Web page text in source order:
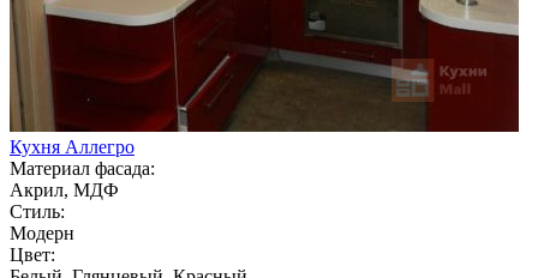
Кухня Аллегро
Материал фасада:
Акрил, МДФ
Стиль:
Модерн
Цвет: